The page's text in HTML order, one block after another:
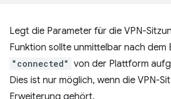
Legt die Parameter für die VPN-
Funktion sollte unmittelbar nach dem
"connected" von der Plattform
Dies ist nur möglich, wenn die VPN-
Erweiterung gehört.